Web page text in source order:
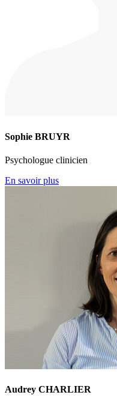
Sophie BRUYR
Psychologue clinicien
En savoir plus
Audrey CHARLIER